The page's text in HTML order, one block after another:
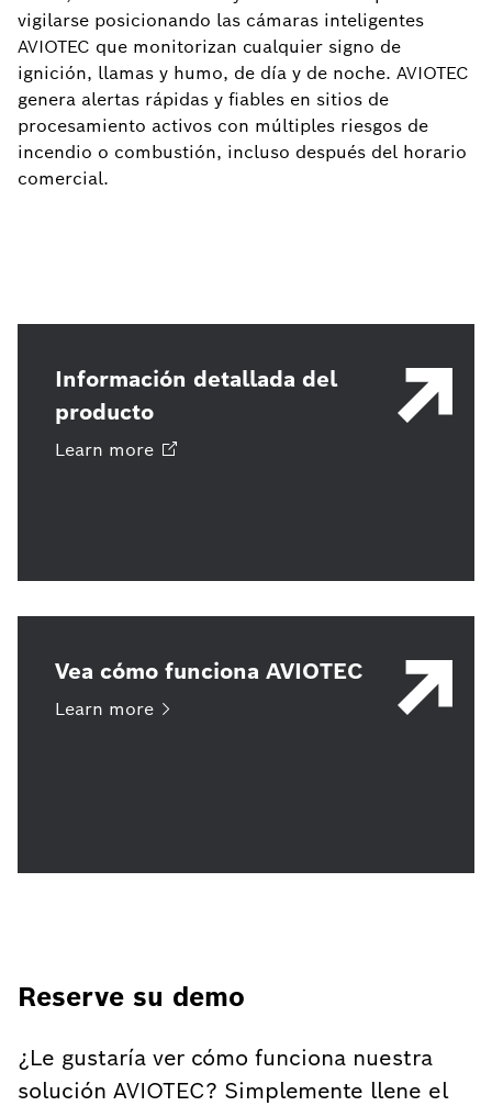
vigilarse posicionando las cámaras inteligentes
AVIOTEC que monitorizan cualquier signo de
ignición, llamas y humo, de día y de noche. AVIOTEC
genera alertas rápidas y fiables en sitios de
procesamiento activos con múltiples riesgos de
incendio o combustión, incluso después del horario
comercial.
Información detallada del
producto
Learn more
Vea cómo funciona AVIOTEC
Learn more
Reserve su demo
¿Le gustaría ver cómo funciona nuestra
solución AVIOTEC? Simplemente llene el